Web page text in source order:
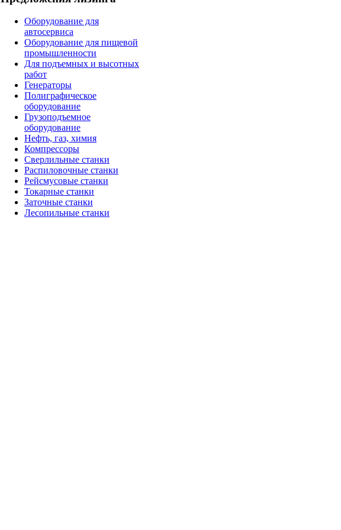
Оборудование для
автосервиса
Оборудование для пищевой
промышленности
Для подъемных и высотных
работ
Генераторы
Полиграфическое
оборудование
Грузоподъемное
оборудование
Нефть, газ, химия
Компрессоры
Сверлильные станки
Распиловочные станки
Рейсмусовые станки
Токарные станки
Заточные станки
Лесопильные станки